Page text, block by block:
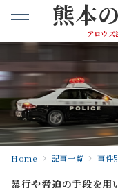
熊本
アロウズ
Home 記事一覧 事件
暴行や脅迫の手段を用